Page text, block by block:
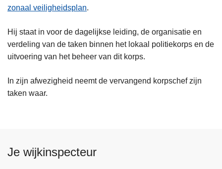
zonaal veiligheidsplan.
Hij staat in voor de dagelijkse leiding, de organisatie en
verdeling van de taken binnen het lokaal politiekorps en de
uitvoering van het beheer van dit korps.
In zijn afwezigheid neemt de vervangend korpschef zijn
taken waar.
Je wijkinspecteur